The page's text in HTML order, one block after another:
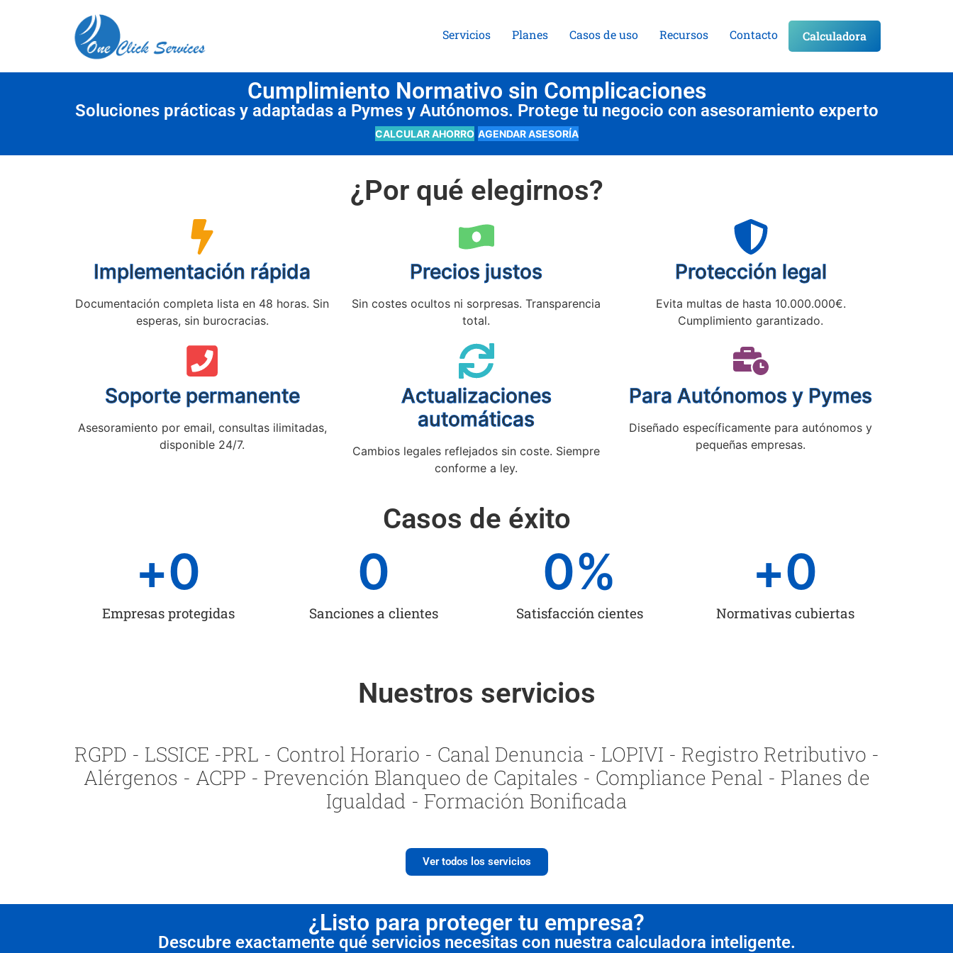
Servicios Planes Casos de uso Recursos Contacto Calculadora
Cumplimiento Normativo sin Complicaciones
Soluciones prácticas y adaptadas a Pymes y Autónomos. Protege tu negocio con asesoramiento experto
CALCULAR AHORRO AGENDAR ASESORÍA
¿Por qué elegirnos?
Implementación rápida
Documentación completa lista en 48 horas. Sin
esperas, sin burocracias.
Precios justos
Sin costes ocultos ni sorpresas. Transparencia
total.
Protección legal
Evita multas de hasta 10.000.000€.
Cumplimiento garantizado.
Soporte permanente
Asesoramiento por email, consultas ilimitadas,
disponible 24/7.
Actualizaciones
automáticas
Cambios legales reflejados sin coste. Siempre
conforme a ley.
Para Autónomos y Pymes
Diseñado específicamente para autónomos y
pequeñas empresas.
Casos de éxito
Empresas protegidas
+0
Sanciones a clientes
0
Satisfacción cientes
0%
Normativas cubiertas
+0
Nuestros servicios
RGPD - LSSICE -PRL - Control Horario - Canal Denuncia - LOPIVI - Registro Retributivo -
Alérgenos - ACPP - Prevención Blanqueo de Capitales - Compliance Penal - Planes de
Igualdad - Formación Bonificada
Ver todos los servicios
¿Listo para proteger tu empresa?
Descubre exactamente qué servicios necesitas con nuestra calculadora inteligente.